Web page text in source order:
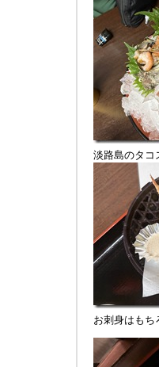
淡路島のタコ
お刺身はもち